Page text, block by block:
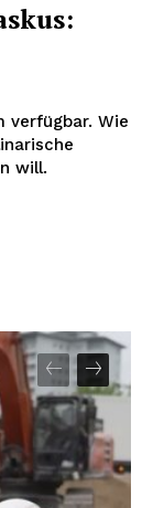
verfügbar. Wie
will.